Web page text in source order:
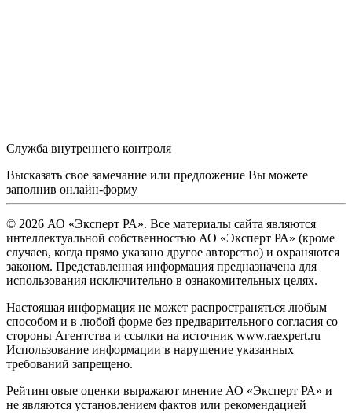
Служба внутреннего контроля
Высказать свое замечание или предложение Вы можете
заполнив онлайн-форму
© 2026 АО «Эксперт РА». Все материалы сайта являются
интеллектуальной собственностью АО «Эксперт РА» (кроме
случаев, когда прямо указано другое авторство) и охраняются
законом. Представленная информация предназначена для
использования исключительно в ознакомительных целях.
Настоящая информация не может распространяться любым
способом и в любой форме без предварительного согласия со
стороны Агентства и ссылки на источник www.raexpert.ru
Использование информации в нарушение указанных
требований запрещено.
Рейтинговые оценки выражают мнение АО «Эксперт РА» и
не являются установлением фактов или рекомендацией